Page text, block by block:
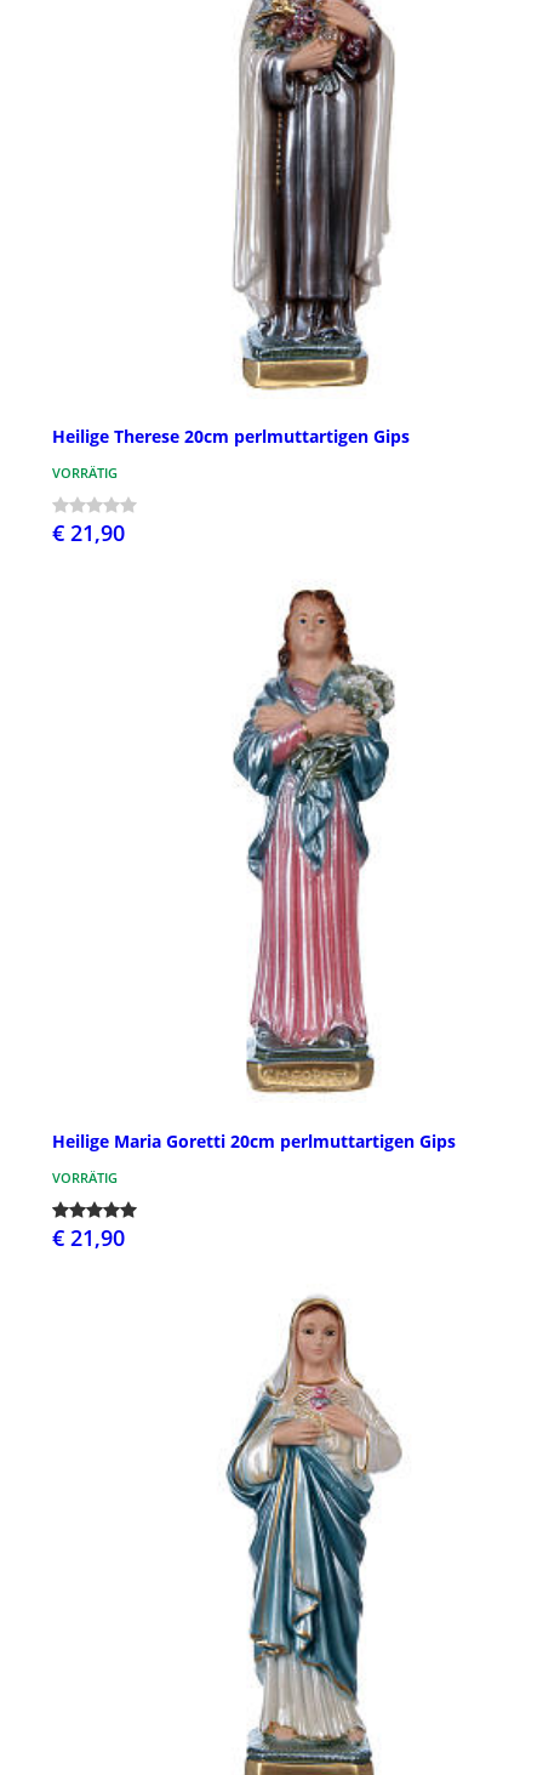
Heilige Therese 20cm perlmuttartigen Gips
VORRÄTIG
€ 21,90
Heilige Maria Goretti 20cm perlmuttartigen Gips
VORRÄTIG
€ 21,90